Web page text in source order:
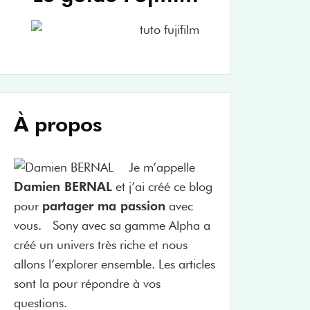
À propos
Je m’appelle
Damien BERNAL et j’ai créé ce blog
pour partager ma passion avec
vous. Sony avec sa gamme Alpha a
créé un univers très riche et nous
allons l’explorer ensemble. Les articles
sont la pour répondre à vos
questions.